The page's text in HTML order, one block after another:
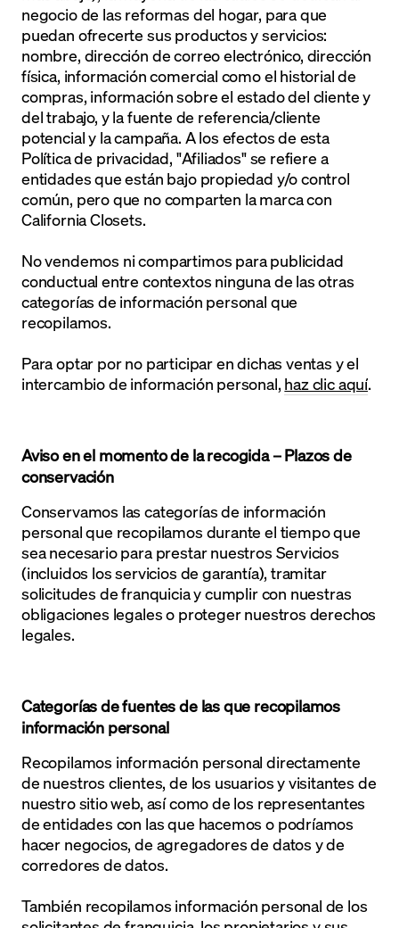
negocio de las reformas del hogar, para que
puedan ofrecerte sus productos y servicios:
nombre, dirección de correo electrónico, dirección
física, información comercial como el historial de
compras, información sobre el estado del cliente y
del trabajo, y la fuente de referencia/cliente
potencial y la campaña. A los efectos de esta
Política de privacidad, "Afiliados" se refiere a
entidades que están bajo propiedad y/o control
común, pero que no comparten la marca con
California Closets.
No vendemos ni compartimos para publicidad
conductual entre contextos ninguna de las otras
categorías de información personal que
recopilamos.
Para optar por no participar en dichas ventas y el
intercambio de información personal, haz clic aquí.
Aviso en el momento de la recogida – Plazos de
conservación
Conservamos las categorías de información
personal que recopilamos durante el tiempo que
sea necesario para prestar nuestros Servicios
(incluidos los servicios de garantía), tramitar
solicitudes de franquicia y cumplir con nuestras
obligaciones legales o proteger nuestros derechos
legales.
Categorías de fuentes de las que recopilamos
información personal
Recopilamos información personal directamente
de nuestros clientes, de los usuarios y visitantes de
nuestro sitio web, así como de los representantes
de entidades con las que hacemos o podríamos
hacer negocios, de agregadores de datos y de
corredores de datos.
También recopilamos información personal de los